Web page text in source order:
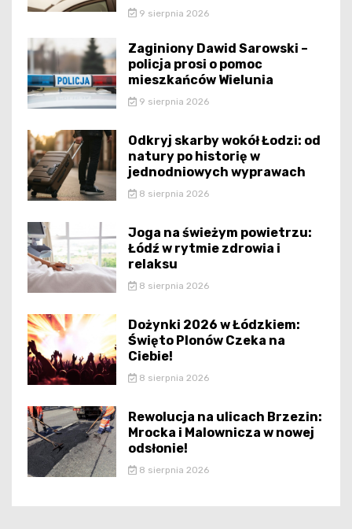
9 sierpnia 2026
Zaginiony Dawid Sarowski –
policja prosi o pomoc
mieszkańców Wielunia
9 sierpnia 2026
Odkryj skarby wokół Łodzi: od
natury po historię w
jednodniowych wyprawach
8 sierpnia 2026
Joga na świeżym powietrzu:
Łódź w rytmie zdrowia i
relaksu
8 sierpnia 2026
Dożynki 2026 w Łódzkiem:
Święto Plonów Czeka na
Ciebie!
8 sierpnia 2026
Rewolucja na ulicach Brzezin:
Mrocka i Malownicza w nowej
odsłonie!
8 sierpnia 2026